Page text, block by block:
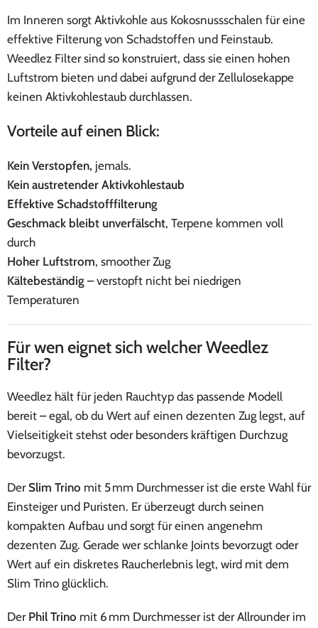
Im Inneren sorgt Aktivkohle aus Kokosnussschalen für eine
effektive Filterung von Schadstoffen und Feinstaub.
Weedlez Filter sind so konstruiert, dass sie einen hohen
Luftstrom bieten und dabei aufgrund der Zellulosekappe
keinen Aktivkohlestaub durchlassen.
Vorteile auf einen Blick:
Kein Verstopfen, jemals.
Kein austretender Aktivkohlestaub
Effektive Schadstofffilterung
Geschmack bleibt unverfälscht, Terpene kommen voll
durch
Hoher Luftstrom, smoother Zug
Kältebeständig – verstopft nicht bei niedrigen
Temperaturen
Für wen eignet sich welcher Weedlez
Filter?
Weedlez hält für jeden Rauchtyp das passende Modell
bereit – egal, ob du Wert auf einen dezenten Zug legst, auf
Vielseitigkeit stehst oder besonders kräftigen Durchzug
bevorzugst.
Der Slim Trino mit 5 mm Durchmesser ist die erste Wahl für
Einsteiger und Puristen. Er überzeugt durch seinen
kompakten Aufbau und sorgt für einen angenehm
dezenten Zug. Gerade wer schlanke Joints bevorzugt oder
Wert auf ein diskretes Raucherlebnis legt, wird mit dem
Slim Trino glücklich.
Der Phil Trino mit 6 mm Durchmesser ist der Allrounder im